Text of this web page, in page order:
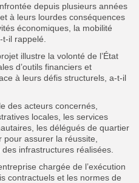
depuis plusieurs années
à leurs lourdes conséquences
économiques, la mobilité
il rappelé.
illustre la volonté de l’État
d’outils financiers et
à leurs défis structurels, a-t-il
des acteurs concernés,
locales, les services
les délégués de quartier
assurer la réussite,
infrastructures réalisées.
chargée de l’exécution
contractuels et les normes de